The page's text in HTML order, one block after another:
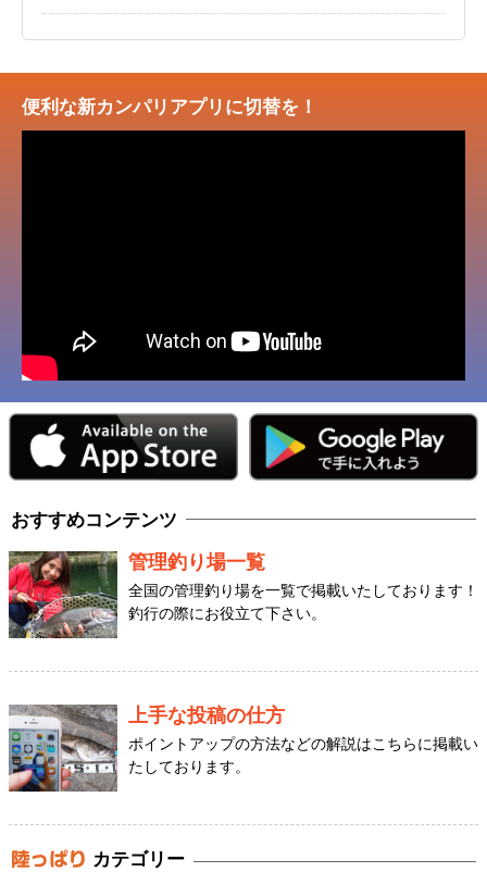
便利な新カンパリアプリに切替を！
おすすめコンテンツ
管理釣り場一覧
全国の管理釣り場を一覧で掲載いたしております！
釣行の際にお役立て下さい。
上手な投稿の仕方
ポイントアップの方法などの解説はこちらに掲載い
たしております。
カテゴリー